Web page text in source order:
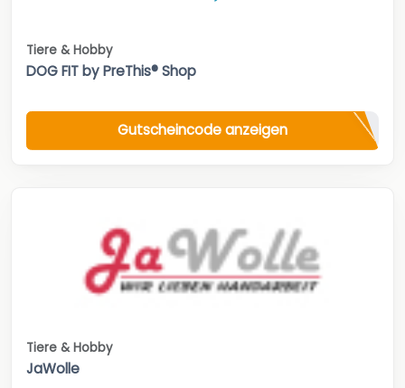
Tiere & Hobby
DOG FIT by PreThis® Shop
Gutscheincode anzeigen
Tiere & Hobby
JaWolle